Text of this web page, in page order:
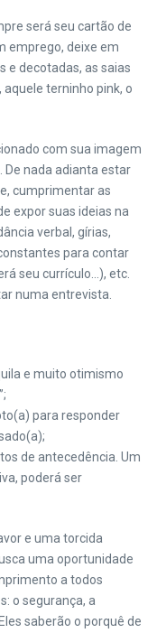
será seu cartão de
emprego, deixe em
e decotadas, as saias
terninho pink, o
com sua imagem
De nada adianta estar
cumprimentar as
expor suas ideias na
verbal, gírias,
para contar
seu currículo…), etc.
numa entrevista.
e muito otimismo
para responder
de antecedência. Um
poderá ser
e uma torcida
uma oportunidade
a todos
o segurança, a
saberão o porquê de